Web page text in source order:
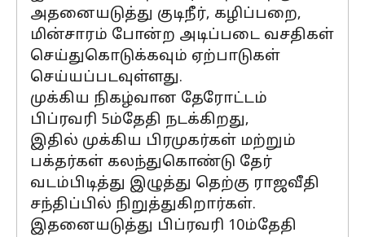
அதனையடுத்து குடிநீர், கழிப்பறை,
மின்சாரம் போன்ற அடிப்படை வசதிகள்
செய்துகொடுக்கவும் ஏற்பாடுகள்
செய்யப்படவுள்ளது.
முக்கிய நிகழ்வான தேரோட்டம்
பிப்ரவரி 5ம்தேதி நடக்கிறது,
இதில் முக்கிய பிரமுகர்கள் மற்றும்
பக்தர்கள் கலந்துகொண்டு தேர்
வடம்பிடித்து இழுத்து தெற்கு ராஜவீதி
சந்திப்பில் நிறுத்துகிறார்கள்.
இதனையடுத்து பிப்ரவரி 10ம்தேதி